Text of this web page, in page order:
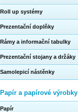
Roll up systémy
Prezentační doplňky
Rámy a informační tabulky
Prezentační stojany a držáky
Samolepicí nástěnky
Papír a papírové výrobky
Papír